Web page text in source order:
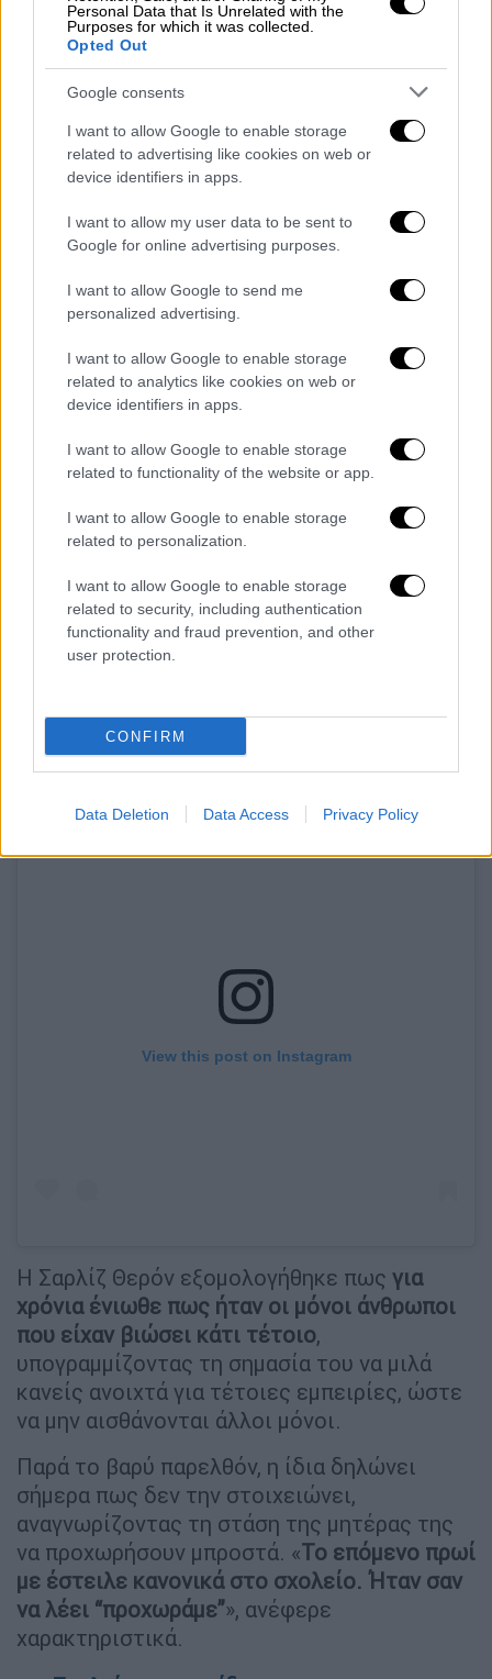
Personal Data that Is Unrelated with the
Purposes for which it was collected.
Opted Out
Google consents
I want to allow Google to enable storage
related to advertising like cookies on web or
device identifiers in apps.
I want to allow my user data to be sent to
Google for online advertising purposes.
I want to allow Google to send me
personalized advertising.
I want to allow Google to enable storage
related to analytics like cookies on web or
device identifiers in apps.
I want to allow Google to enable storage
related to functionality of the website or app.
I want to allow Google to enable storage
related to personalization.
I want to allow Google to enable storage
related to security, including authentication
functionality and fraud prevention, and other
user protection.
CONFIRM
Data Deletion Data Access Privacy Policy
Η ηθοποιός περιέγραψε στη συνέχεια τη
δραματική εισβολή του πατέρα της στο
σπίτι, ο οποίος –όπως είπε– άρχισε να
πυροβολεί μέσα από τις πόρτες. «
ήταν ξεκάθαρο: “Θα σας σκοτώσω απόψε”
σημείωσε χαρακτηριστικά.
Σε μια απέλπιδα προσπάθεια να
προστατευτούν,η μητέρα της πήρε όπλο από
χρηματοκιβώτιο και στάθηκε δίπλα στην
κόρη της, κρατώντας την πόρτα κλειστή
«Κρατούσαμε την πόρτα με τα σώματά μας»,
θυμήθηκε. Παρά τους πυροβολισμούς, καμία
σφαίρα δεν τις τραυμάτισε, κάτι που η ίδια
Η ένταση κορυφώθηκε όταν ο πατέρας της
προσπάθησε να αποκτήσει πρόσβαση σε
περισσότερα όπλα. Τότε, η μητέρα της τον
πυροβόλησε θανάσιμα, ενώ τραυματίστηκε
και ο θείος της από εξοστρακισμό σφαίρας.
εξηγήσεις», σχολίασε.
View this post on Instagram
Η Σαρλίζ Θερόν εξομολογήθηκε πως για
χρόνια ένιωθε πως ήταν οι μόνοι άνθρωποι
που είχαν βιώσει κάτι τέτοιο,
υπογραμμίζοντας τη σημασία του να μιλά
κανείς ανοιχτά για τέτοιες εμπειρίες, ώστε
να μην αισθάνονται άλλοι μόνοι.
Παρά το βαρύ παρελθόν, η ίδια δηλώνει
σήμερα πως δεν την στοιχειώνει,
αναγνωρίζοντας τη στάση της μητέρας της
να προχωρήσουν μπροστά. «Το επόμενο πρωί
με έστειλε κανονικά στο σχολείο. Ήταν σαν
να λέει “προχωράμε”», ανέφερε
χαρακτηριστικά.